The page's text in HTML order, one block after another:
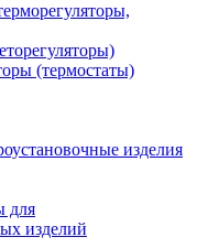
(термостаты)
изделия
для
изделий